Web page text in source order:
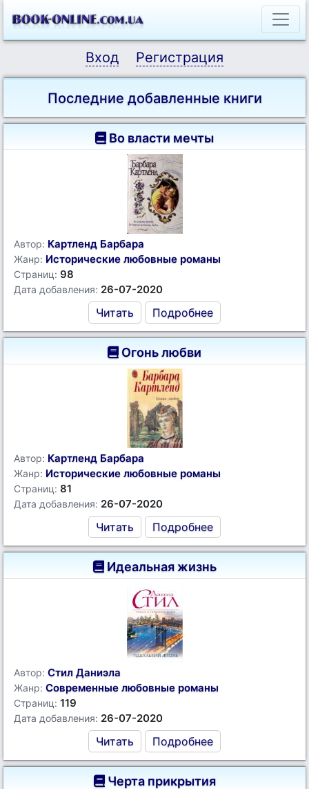
Вход Регистрация
Последние добавленные книги
Во власти мечты
Автор: Картленд Барбара
Жанр: Исторические любовные романы
Страниц: 98
Дата добавления: 26-07-2020
Читать Подробнее
Огонь любви
Автор: Картленд Барбара
Жанр: Исторические любовные романы
Страниц: 81
Дата добавления: 26-07-2020
Читать Подробнее
Идеальная жизнь
Автор: Стил Даниэла
Жанр: Современные любовные романы
Страниц: 119
Дата добавления: 26-07-2020
Читать Подробнее
Черта прикрытия